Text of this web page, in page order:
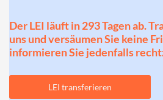
Der LEI läuft in 293 Tagen ab.
uns und versäumen Sie keine
informieren Sie jedenfalls
LEI transferieren